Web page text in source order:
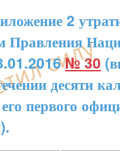
2
Правления
№ 30
десяти
первого